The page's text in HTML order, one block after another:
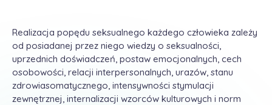
Realizacja popędu seksualnego każdego człowieka zależy
od posiadanej przez niego wiedzy o seksualności,
uprzednich doświadczeń, postaw emocjonalnych, cech
osobowości, relacji interpersonalnych, urazów, stanu
zdrowiasomatycznego, intensywności stymulacji
zewnętrznej, internalizacji wzorców kulturowych i norm